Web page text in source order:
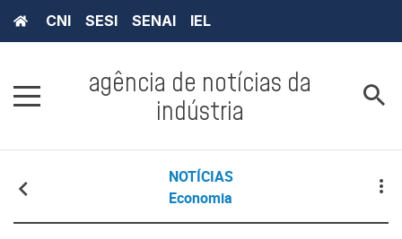
CNI SESI SENAI IEL
agência de notícias da
indústria
NOTÍCIAS
Economia